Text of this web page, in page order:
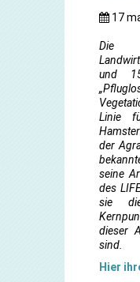
17
Die
und
Linie
der
seine
des
sie
dieser
sind.
Hier